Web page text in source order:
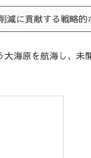
減に貢献する戦略的
海原を航海し、未